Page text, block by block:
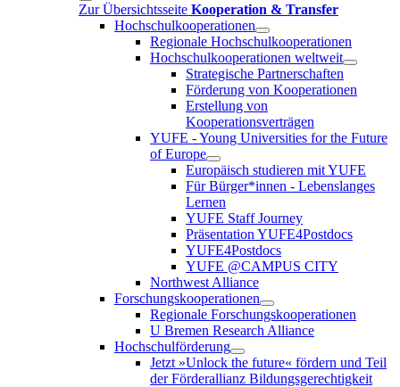
Zur Übersichtsseite Kooperation & Transfer
Hochschulkooperationen
Regionale Hochschulkooperationen
Hochschulkooperationen weltweit
Strategische Partnerschaften
Förderung von Kooperationen
Erstellung von
Kooperationsverträgen
YUFE - Young Universities for the Future
of Europe
Europäisch studieren mit YUFE
Für Bürger*innen - Lebenslanges
Lernen
YUFE Staff Journey
Präsentation YUFE4Postdocs
YUFE4Postdocs
YUFE @CAMPUS CITY
Northwest Alliance
Forschungskooperationen
Regionale Forschungskooperationen
U Bremen Research Alliance
Hochschulförderung
Jetzt »Unlock the future« fördern und Teil
der Förderallianz Bildungsgerechtigkeit